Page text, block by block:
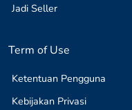
Jadi Seller
Term of Use
Ketentuan Pengguna
Kebijakan Privasi